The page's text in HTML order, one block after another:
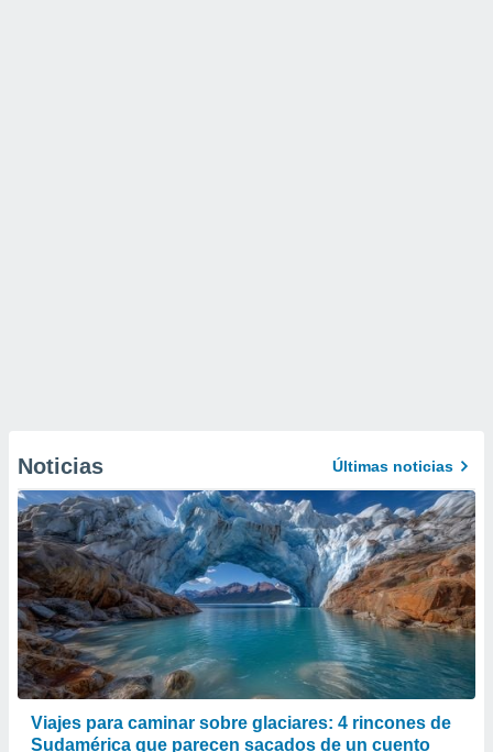
Noticias Últimas noticias
Viajes para caminar sobre glaciares: 4 rincones de
Sudamérica que parecen sacados de un cuento